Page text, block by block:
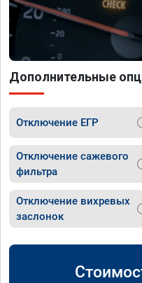
Дополнительные
Отключение ЕГР
Отключение сажевого
фильтра
Отключение вихревых
заслонок